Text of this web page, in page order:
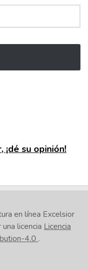
¡dé su opinión!
en línea Excelsior
licencia Licencia
4.0 .